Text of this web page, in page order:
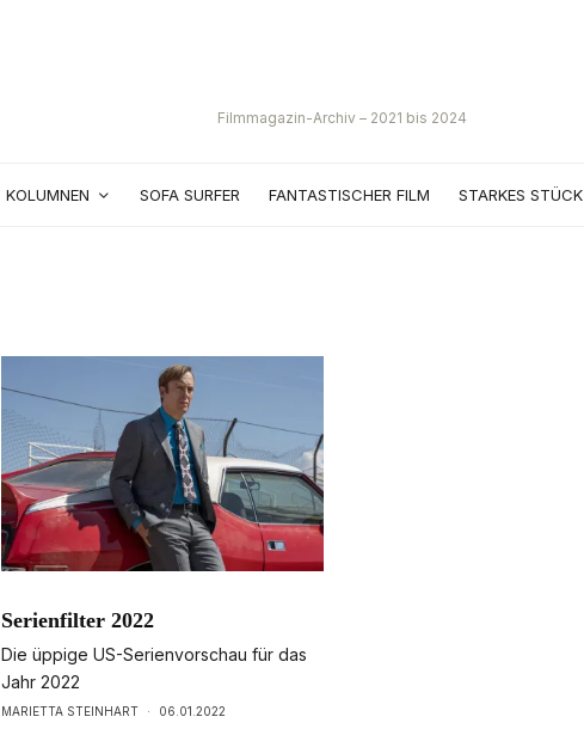
Filmmagazin-Archiv – 2021 bis 2024
KOLUMNEN SOFA SURFER FANTASTISCHER FILM STARKES STÜCK
Serienfilter 2022
Die üppige US-Serienvorschau für das
Jahr 2022
MARIETTA STEINHART · 06.01.2022